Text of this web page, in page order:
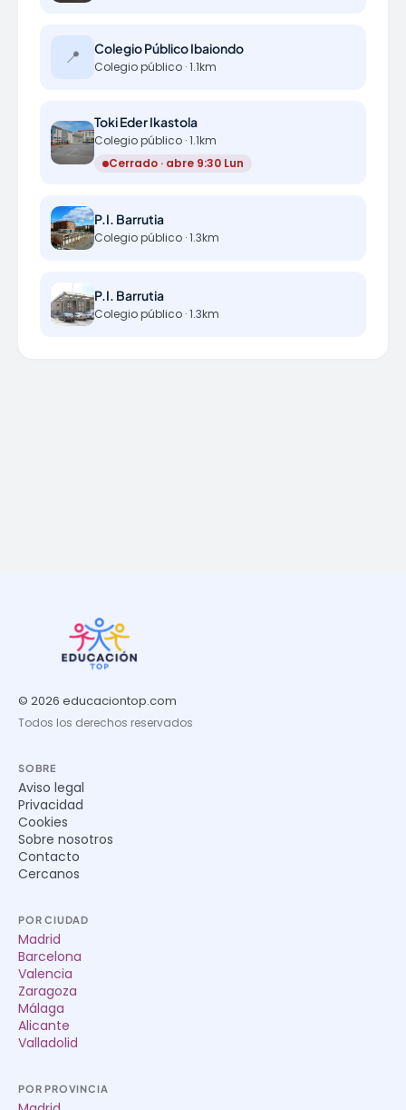
📍 Colegio Público Ibaiondo
Colegio público · 1.1km
Toki Eder Ikastola
Colegio público · 1.1km
Cerrado · abre 9:30 Lun
P.I. Barrutia
Colegio público · 1.3km
P.I. Barrutia
Colegio público · 1.3km
© 2026 educaciontop.com
Todos los derechos reservados
SOBRE
Aviso legal
Privacidad
Cookies
Sobre nosotros
Contacto
Cercanos
POR CIUDAD
Madrid
Barcelona
Valencia
Zaragoza
Málaga
Alicante
Valladolid
POR PROVINCIA